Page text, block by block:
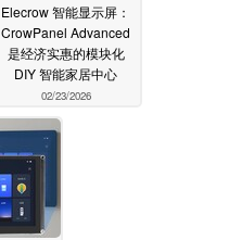
Elecrow 智能显示屏：
CrowPanel Advanced
是经济实惠的模块化
DIY 智能家居中心
02/23/2026